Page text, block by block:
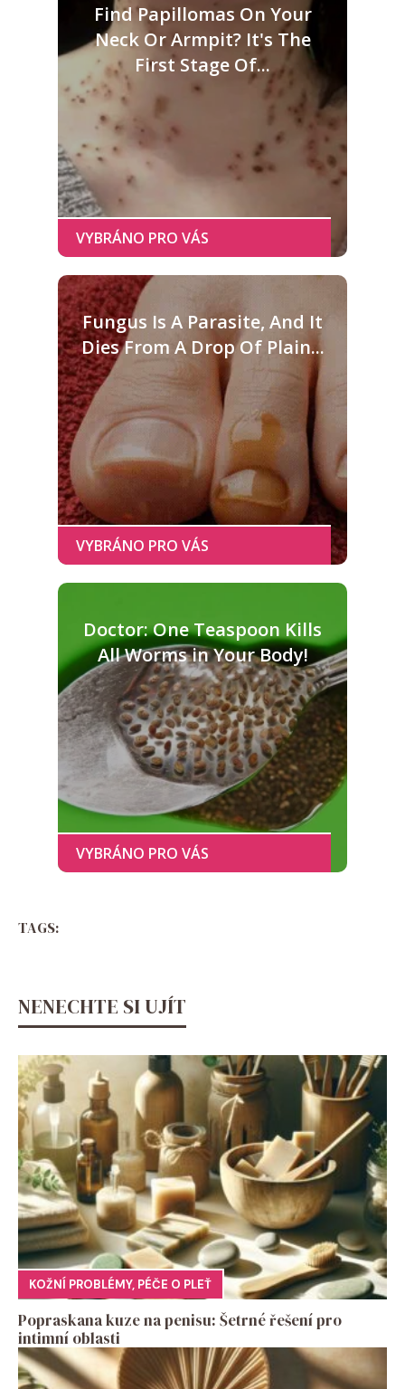
Find Papillomas On Your
Neck Or Armpit? It's The
First Stage Of...
Fungus Is A Parasite, And It
Dies From A Drop Of Plain...
Doctor: One Teaspoon Kills
All Worms in Your Body!
TAGS:
NENECHTE SI UJÍT
KOŽNÍ PROBLÉMY, PÉČE O PLEŤ
Popraskana kuze na penisu: Šetrné řešení pro
intimní oblasti